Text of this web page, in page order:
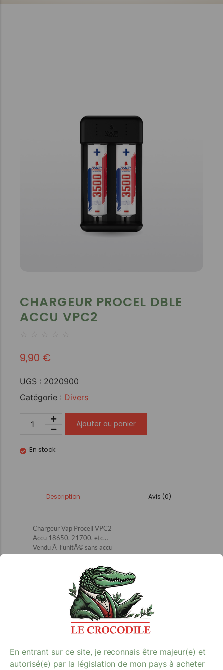
CHARGEUR PROCEL DBLE
ACCU VPC2
☆ ☆ ☆ ☆ ☆
9,90 €
UGS : 2020900
Catégorie : Divers
Ajouter au panier
En stock
Description Avis (0)
Chargeur Vap Procell VPC2
Accu 18650, 21700, etc…
Vendu Ã l’unitÃ© sans accu
Avis clients
En entrant sur ce site, je reconnais être majeur(e) et
autorisé(e) par la législation de mon pays à acheter